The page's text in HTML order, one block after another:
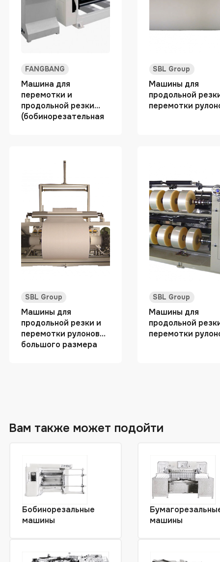
FANGBANG
Машина для
перемотки и
продольной резки
(бобинорезательная
SBL Group
Машины для
продольной
перемотки
SBL Group
Машины для
продольной резки и
перемотки рулонов
большого размера
SBL Group
Машины для
продольной
перемотки
Вам также может подойти
Бобинорезальные
машины
машины